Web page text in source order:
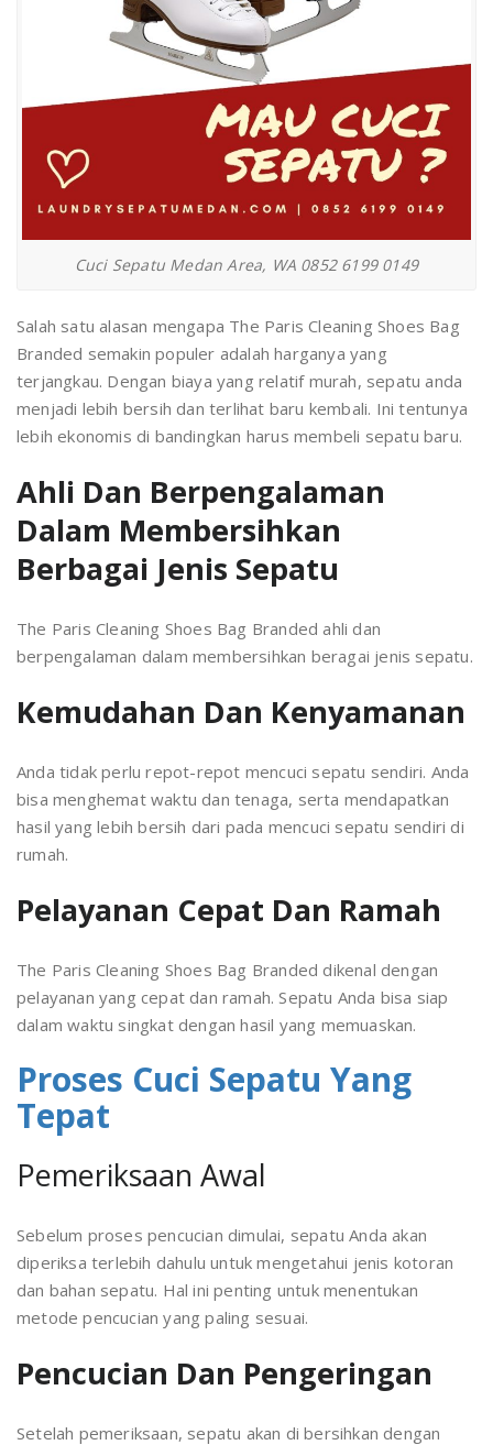
Cuci Sepatu Medan Area, WA 0852 6199 0149
Salah satu alasan mengapa The Paris Cleaning Shoes Bag
Branded semakin populer adalah harganya yang
terjangkau. Dengan biaya yang relatif murah, sepatu anda
menjadi lebih bersih dan terlihat baru kembali. Ini tentunya
lebih ekonomis di bandingkan harus membeli sepatu baru.
Ahli Dan Berpengalaman
Dalam Membersihkan
Berbagai Jenis Sepatu
The Paris Cleaning Shoes Bag Branded ahli dan
berpengalaman dalam membersihkan beragai jenis sepatu.
Kemudahan Dan Kenyamanan
Anda tidak perlu repot-repot mencuci sepatu sendiri. Anda
bisa menghemat waktu dan tenaga, serta mendapatkan
hasil yang lebih bersih dari pada mencuci sepatu sendiri di
rumah.
Pelayanan Cepat Dan Ramah
The Paris Cleaning Shoes Bag Branded dikenal dengan
pelayanan yang cepat dan ramah. Sepatu Anda bisa siap
dalam waktu singkat dengan hasil yang memuaskan.
Proses Cuci Sepatu Yang
Tepat
Pemeriksaan Awal
Sebelum proses pencucian dimulai, sepatu Anda akan
diperiksa terlebih dahulu untuk mengetahui jenis kotoran
dan bahan sepatu. Hal ini penting untuk menentukan
metode pencucian yang paling sesuai.
Pencucian Dan Pengeringan
Setelah pemeriksaan, sepatu akan di bersihkan dengan